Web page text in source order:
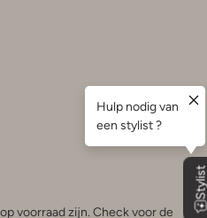
voorraad zijn. Check voor de